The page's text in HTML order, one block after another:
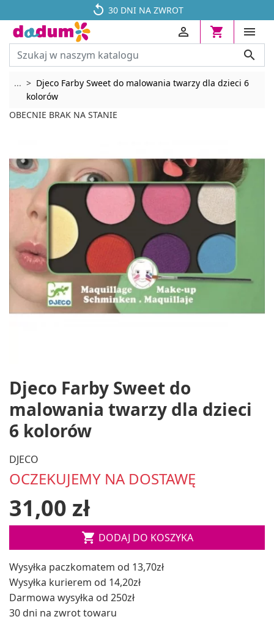

 30 DNI NA ZWROT




... Rozwiń breadcrumbs
Djeco Farby Sweet do malowania twarzy dla dzieci 6
kolorów
OBECNIE BRAK NA STANIE
Djeco Farby Sweet do
malowania twarzy dla dzieci
6 kolorów
DJECO
OCZEKUJEMY NA DOSTAWĘ
31,00 zł
 DODAJ DO KOSZYKA
Wysyłka paczkomatem od 13,70zł
Wysyłka kurierem od 14,20zł
Darmowa wysyłka od 250zł
30 dni na zwrot towaru